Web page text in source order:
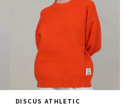
DISCUS ATHLETIC